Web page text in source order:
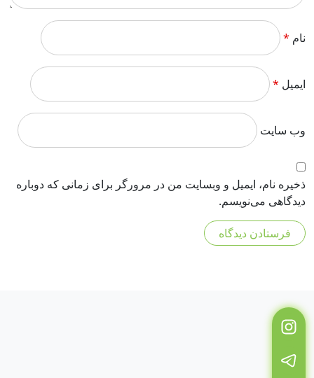
نام *
ایمیل *
وب‌ سایت
ذخیره نام، ایمیل و وبسایت من در مرورگر برای زمانی که دوباره
دیدگاهی می‌نویسم.